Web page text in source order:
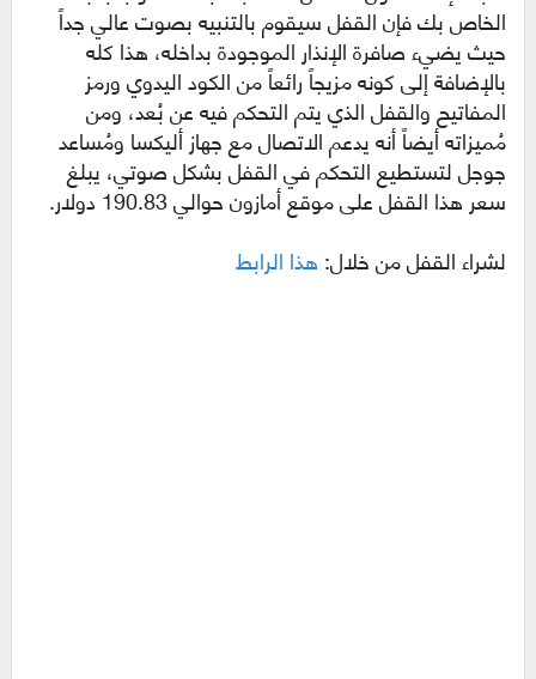
الخاص بك فإن القفل سيقوم بالتنبيه بصوت عالي جداً
حيث يضيء صافرة الإنذار الموجودة بداخله، هذا كله
بالإضافة إلى كونه مزيجاً رائعاً من الكود اليدوي ورمز
المفاتيح والقفل الذي يتم التحكم فيه عن بُعد، ومن
مُميزاته أيضاً أنه يدعم الاتصال مع جهاز أليكسا ومُساعد
جوجل لتستطيع التحكم في القفل بشكل صوتي، يبلغ
سعر هذا القفل على موقع أمازون حوالي 190.83 دولار.
لشراء القفل من خلال:هذا الرابط